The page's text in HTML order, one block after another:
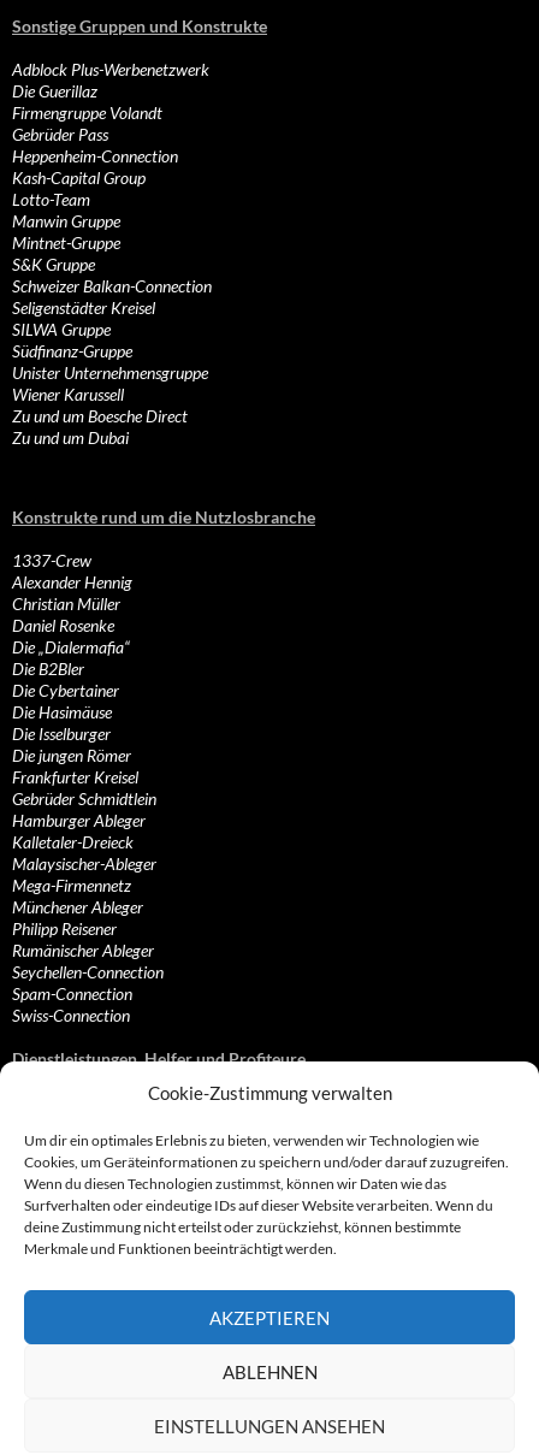
Cookie-Zustimmung verwalten
Um dir ein optimales Erlebnis zu bieten, verwenden wir Technologien wie
Cookies, um Geräteinformationen zu speichern und/oder darauf zuzugreifen.
Wenn du diesen Technologien zustimmst, können wir Daten wie das
Surfverhalten oder eindeutige IDs auf dieser Website verarbeiten. Wenn du
deine Zustimmung nicht erteilst oder zurückziehst, können bestimmte
Merkmale und Funktionen beeinträchtigt werden.
AKZEPTIEREN
ABLEHNEN
EINSTELLUNGEN ANSEHEN
Sonstige Gruppen und Konstrukte
Adblock Plus-Werbenetzwerk
Die Guerillaz
Firmengruppe Volandt
Gebrüder Pass
Heppenheim-Connection
Kash-Capital Group
Lotto-Team
Manwin Gruppe
Mintnet-Gruppe
S&K Gruppe
Schweizer Balkan-Connection
Seligenstädter Kreisel
SILWA Gruppe
Südfinanz-Gruppe
Unister Unternehmensgruppe
Wiener Karussell
Zu und um Boesche Direct
Zu und um Dubai
Konstrukte rund um die Nutzlosbranche
1337-Crew
Alexander Hennig
Christian Müller
Daniel Rosenke
Die „Dialermafia“
Die B2Bler
Die Cybertainer
Die Hasimäuse
Die Isselburger
Die jungen Römer
Frankfurter Kreisel
Gebrüder Schmidtlein
Hamburger Ableger
Kalletaler-Dreieck
Malaysischer-Ableger
Mega-Firmennetz
Münchener Ableger
Philipp Reisener
Rumänischer Ableger
Seychellen-Connection
Spam-Connection
Swiss-Connection
Dienstleistungen, Helfer und Profiteure
Anonymisierungsdienste, VPN- und Web-Proxy…
Bezahlsysteme, Finanzdienstleister und…
Bürodienstleister, Firmengründer- und/oder…
Datenhändler, Adressbroker und zielgerichtetes…
Hosting, Routing, Provider, Domain-, Web- und…
Inkasso, Forderungsmanagement und eintreibende…
Spieleanbieter, Online- und Browsergames
Partnerprogramme, Vertriebskanäle- und…
Telekommunikationsdienstleister, Internet…
Vereine, Verbände, Vereinigungen und Lobbyisten
Web-Rotlichtbezirk, Erotik- und XXX-Anbieter
Sonstige Dienstleister, Profiteure und Kooperationen